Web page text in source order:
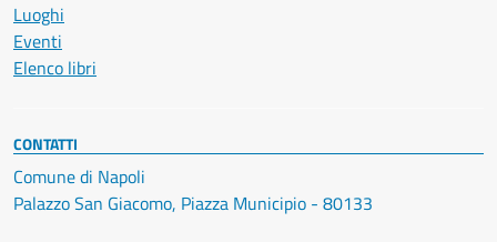
Luoghi
Eventi
Elenco libri
CONTATTI
Comune di Napoli
Palazzo San Giacomo, Piazza Municipio - 80133